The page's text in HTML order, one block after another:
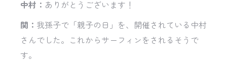
中村： ありがとうございます！
関： 我孫子で「親子の日」を、開催されている中村
さんでした。これからサーフィンをされるそうで
す。